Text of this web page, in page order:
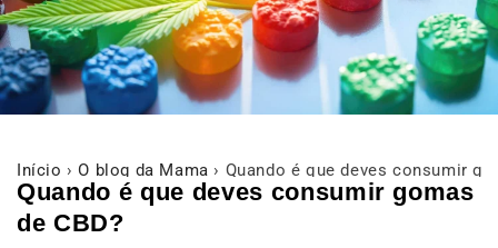
Início › O blog da Mama › Quando é que deves consumir
Quando é que deves consumir gomas
de CBD?